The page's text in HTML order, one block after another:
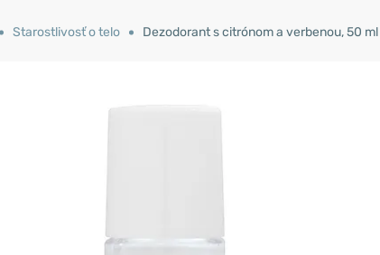
Starostlivosť o telo Dezodorant s citrónom a verbenou, 50 ml